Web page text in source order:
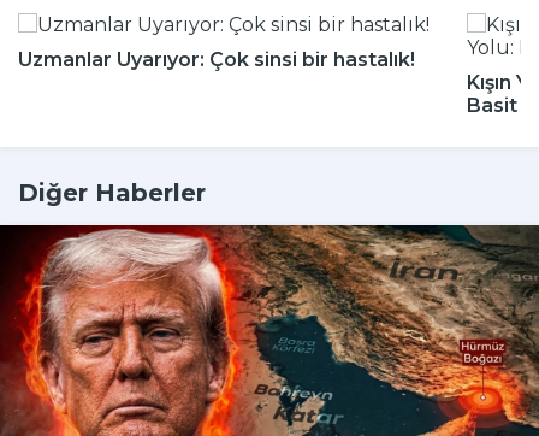
Uzmanlar Uyarıyor: Çok sinsi bir hastalık!
Kışın
Basit
Diğer Haberler